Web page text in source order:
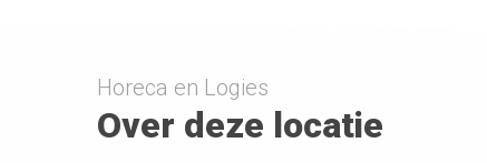
Horeca en Logies
Over deze locatie